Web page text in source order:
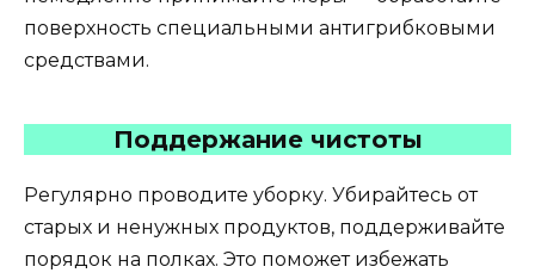
поверхность специальными антигрибковыми
средствами.
Поддержание чистоты
Регулярно проводите уборку. Убирайтесь от
старых и ненужных продуктов, поддерживайте
порядок на полках. Это поможет избежать